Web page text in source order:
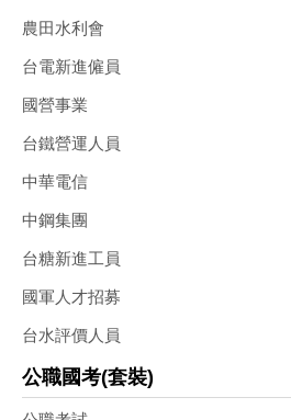
農田水利會
台電新進僱員
國營事業
台鐵營運人員
中華電信
中鋼集團
台糖新進工員
國軍人才招募
台水評價人員
公職國考(套裝)